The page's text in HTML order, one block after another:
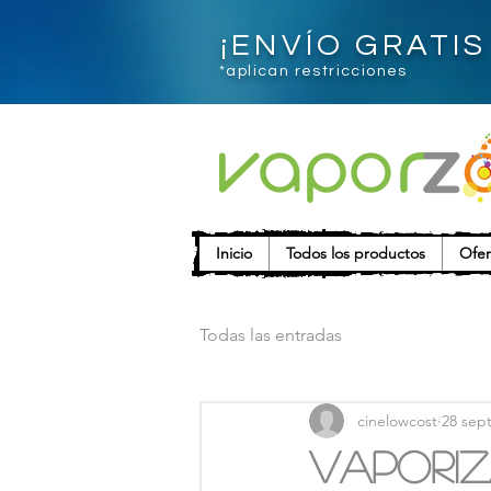
¡ENVÍO
*aplican restricciones
Inicio Todos los productos
Todas las entradas
cinelowcost 28